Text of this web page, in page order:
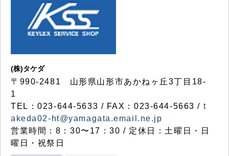
(株)タケダ
〒990-2481 山形県山形市あかねヶ丘3丁目18-
1
TEL：023-644-5633 / FAX：023-644-5663 / t
akeda02-ht@yamagata.email.ne.jp
営業時間：8：30〜17：30 / 定休日：土曜日・日
曜日・祝祭日